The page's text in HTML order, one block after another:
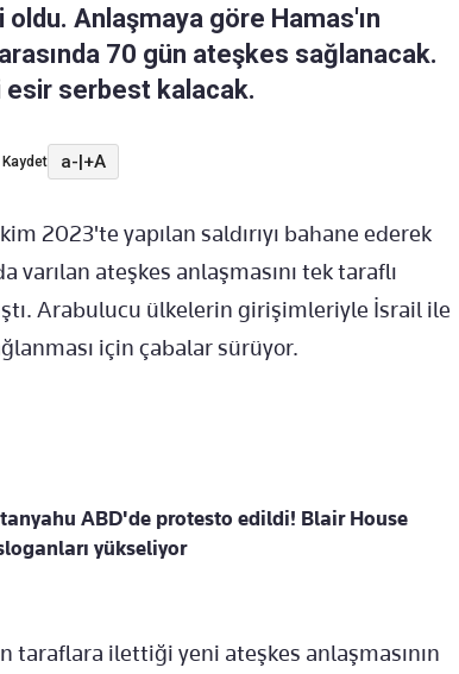
Anlaşmaya göre Hamas'ın
70 gün ateşkes sağlanacak.
esir serbest kalacak.
Kaydet a-|+A
2023'te yapılan saldırıyı bahane ederek
varılan ateşkes anlaşmasını tek taraflı
Arabulucu ülkelerin girişimleriyle İsrail ile
için çabalar sürüyor.
ABD'de protesto edildi! Blair House
yükseliyor
taraflara ilettiği yeni ateşkes anlaşmasının